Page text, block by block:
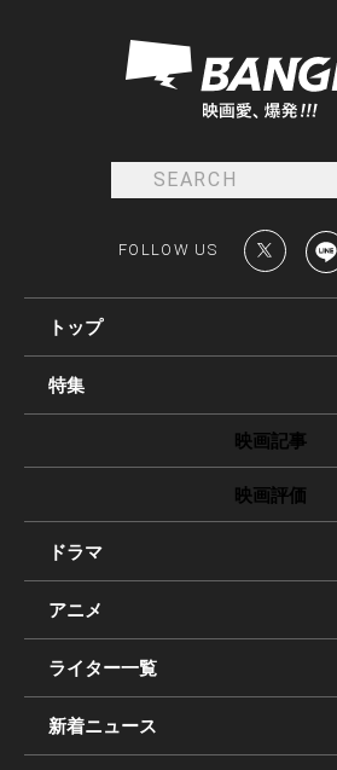
FOLLOW US
トップ
特集
映画記事
映画評価
ドラマ
アニメ
ライター一覧
新着ニュース